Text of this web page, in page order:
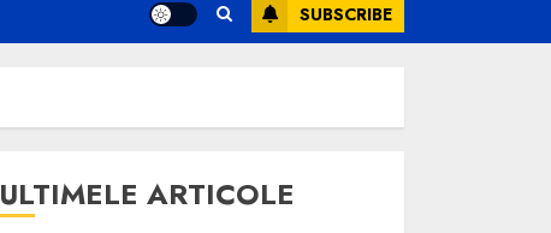
SUBSCRIBE
ULTIMELE ARTICOLE